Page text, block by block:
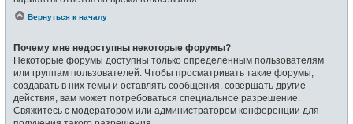
Вернуться к началу
Почему мне недоступны некоторые форумы?
Некоторые форумы доступны только определённым пользователям
или группам пользователей. Чтобы просматривать такие форумы,
создавать в них темы и оставлять сообщения, совершать другие
действия, вам может потребоваться специальное разрешение.
Свяжитесь с модератором или администратором конференции для